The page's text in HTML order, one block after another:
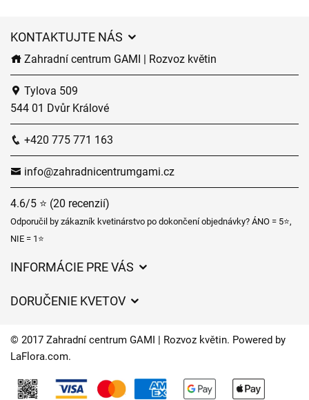
KONTAKTUJTE NÁS
Zahradní centrum GAMI | Rozvoz květin
Tylova 509
544 01 Dvůr Králové
+420 775 771 163
info@zahradnicentrumgami.cz
4.6/5 ⭐ (20 recenzií)
Odporučil by zákazník kvetinárstvo po dokončení objednávky? ÁNO = 5⭐,
NIE = 1⭐
INFORMÁCIE PRE VÁS
Časy doručenia kvetov – prehľad možností
DORUČENIE KVETOV
Kam doručujeme kvety
Kontaktujte nás
© 2017 Zahradní centrum GAMI | Rozvoz květin. Powered by
LaFlora.com.